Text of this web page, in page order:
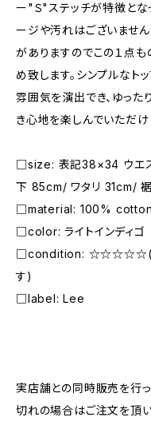
ー"Ｓ"ステッチが特徴とな
ージや汚れはございませ
がありますのでこの１点
め致します。シンプルなト
雰囲気を演出でき、ゆった
き心地を楽しんでいただけ
□size: 表記38×34 ウエ
下 85cm/ ワタリ 31cm/
□material: 100% cotton
□color: ライトインディゴ
□condition: ☆☆☆☆☆(色落
す)
□label: Lee
実店舗との同時販売を行っ
切れの場合はご注文を頂